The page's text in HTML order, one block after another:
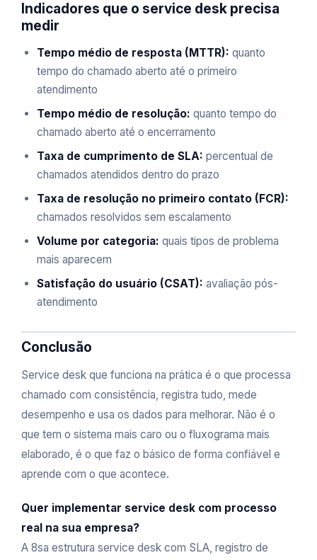
Indicadores que o service desk precisa
medir
Tempo médio de resposta (MTTR): quanto
tempo do chamado aberto até o primeiro
atendimento
Tempo médio de resolução: quanto tempo do
chamado aberto até o encerramento
Taxa de cumprimento de SLA: percentual de
chamados atendidos dentro do prazo
Taxa de resolução no primeiro contato (FCR):
chamados resolvidos sem escalamento
Volume por categoria: quais tipos de problema
mais aparecem
Satisfação do usuário (CSAT): avaliação pós-
atendimento
Conclusão
Service desk que funciona na prática é o que processa
chamado com consistência, registra tudo, mede
desempenho e usa os dados para melhorar. Não é o
que tem o sistema mais caro ou o fluxograma mais
elaborado, é o que faz o básico de forma confiável e
aprende com o que acontece.
Quer implementar service desk com processo
real na sua empresa?
A 8sa estrutura service desk com SLA, registro de